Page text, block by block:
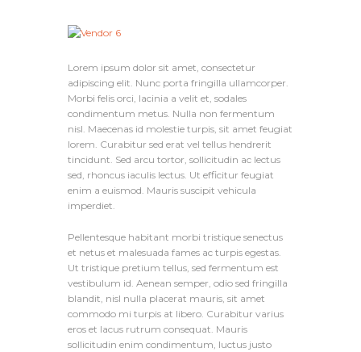
Lorem ipsum dolor sit amet, consectetur
adipiscing elit. Nunc porta fringilla ullamcorper.
Morbi felis orci, lacinia a velit et, sodales
condimentum metus. Nulla non fermentum
nisl. Maecenas id molestie turpis, sit amet feugiat
lorem. Curabitur sed erat vel tellus hendrerit
tincidunt. Sed arcu tortor, sollicitudin ac lectus
sed, rhoncus iaculis lectus. Ut efficitur feugiat
enim a euismod. Mauris suscipit vehicula
imperdiet.
Pellentesque habitant morbi tristique senectus
et netus et malesuada fames ac turpis egestas.
Ut tristique pretium tellus, sed fermentum est
vestibulum id. Aenean semper, odio sed fringilla
blandit, nisl nulla placerat mauris, sit amet
commodo mi turpis at libero. Curabitur varius
eros et lacus rutrum consequat. Mauris
sollicitudin enim condimentum, luctus justo